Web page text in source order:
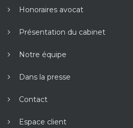
Honoraires avocat
Présentation du cabinet
Notre équipe
Dans la presse
Contact
Espace client